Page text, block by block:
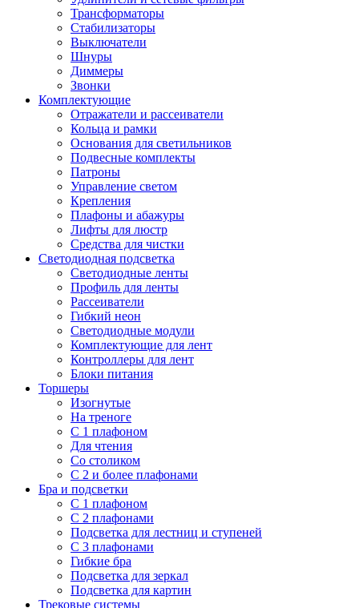
Трансформаторы
Стабилизаторы
Выключатели
Шнуры
Диммеры
Звонки
Комплектующие
Отражатели и рассеиватели
Кольца и рамки
Основания для светильников
Подвесные комплекты
Патроны
Управление светом
Крепления
Плафоны и абажуры
Лифты для люстр
Средства для чистки
Светодиодная подсветка
Светодиодные ленты
Профиль для ленты
Рассеиватели
Гибкий неон
Светодиодные модули
Комплектующие для лент
Контроллеры для лент
Блоки питания
Торшеры
Изогнутые
На треноге
С 1 плафоном
Для чтения
Со столиком
С 2 и более плафонами
Бра и подсветки
С 1 плафоном
С 2 плафонами
Подсветка для лестниц и ступеней
С 3 плафонами
Гибкие бра
Подсветка для зеркал
Подсветка для картин
Трековые системы